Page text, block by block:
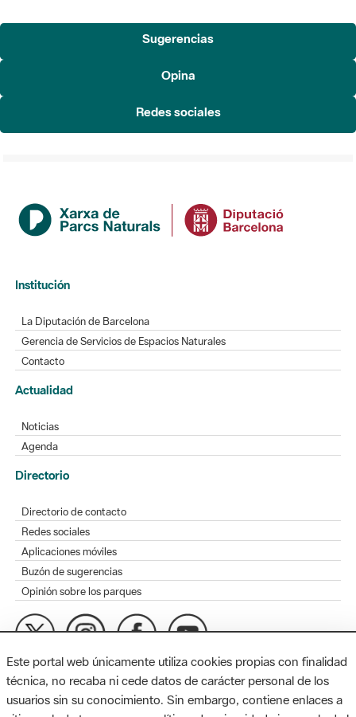
Sugerencias
Opina
Redes sociales
Institución
La Diputación de Barcelona
Gerencia de Servicios de Espacios Naturales
Contacto
Actualidad
Noticias
Agenda
Directorio
Directorio de contacto
Redes sociales
Aplicaciones móviles
Buzón de sugerencias
Opinión sobre los parques
MAPA WEB AVISO LEGAL ACCESIBILIDAD
Diputación de Barcelona. Edifici Llacuna, 1a planta. Badajoz, 49.
Este portal web únicamente utiliza cookies propias con finalidad
técnica, no recaba ni cede datos de carácter personal de los
usuarios sin su conocimiento. Sin embargo, contiene enlaces a